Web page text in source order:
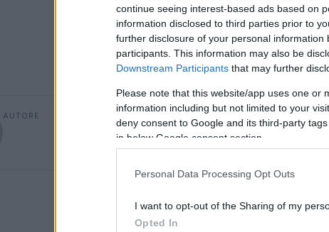
continue seeing interest-based ads based on
information disclosed to third parties prior to
further disclosure of your personal information
participants. This information may also be
Downstream Participants that may further
Please note that this website/app uses one or
information including but not limited to your
deny consent to Google and its third-party
in below Google consent section.
Personal Data Processing Opt Outs
I want to opt-out of the Sharing of my
Opted In
AUTORE